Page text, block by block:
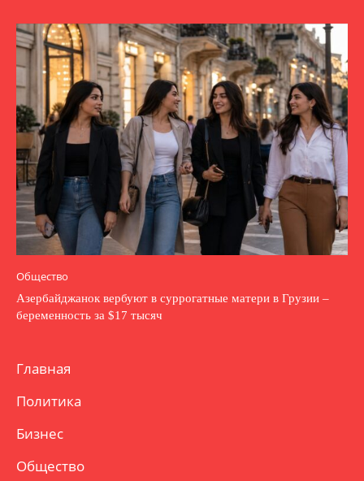
Общество
Азербайджанок вербуют в суррогатные матери в Грузии –
беременность за $17 тысяч
Главная
Политика
Бизнес
Общество